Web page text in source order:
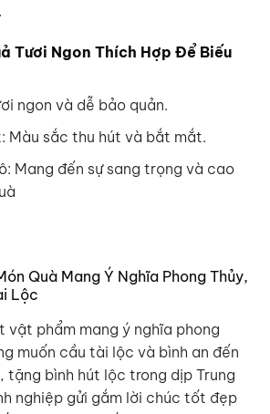
Tươi Ngon Thích Hợp Để Biếu
ngon và dễ bảo quản.
Màu sắc thu hút và bắt mắt.
Mang đến sự sang trọng và cao
Quà Mang Ý Nghĩa Phong Thủy,
Lộc
vật phẩm mang ý nghĩa phong
muốn cầu tài lộc và bình an đến
tặng bình hút lộc trong dịp Trung
nghiệp gửi gắm lời chúc tốt đẹp